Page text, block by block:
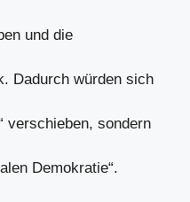
und die
Dadurch würden sich
verschieben, sondern
Demokratie“.